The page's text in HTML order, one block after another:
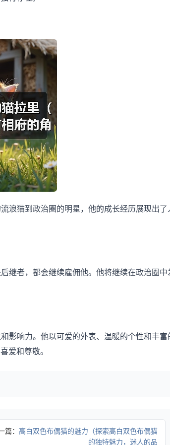
浪猫到政治圈的明星，他的成长经历展现出了
继者，都会继续雇佣他。他将继续在政治圈中
影响力。他以可爱的外表、温暖的个性和丰富
爱和尊敬。
篇： 高白双色布偶猫的魅力（探索高白双色布偶猫
的独特魅力，迷人的品